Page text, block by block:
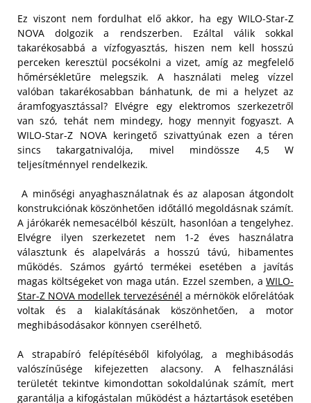
Ez viszont nem fordulhat elő akkor, ha egy WILO-Star-Z
NOVA dolgozik a rendszerben. Ezáltal válik sokkal
takarékosabbá a vízfogyasztás, hiszen nem kell hosszú
perceken keresztül pocsékolni a vizet, amíg az megfelelő
hőmérsékletűre melegszik. A használati meleg vízzel
valóban takarékosabban bánhatunk, de mi a helyzet az
áramfogyasztással? Elvégre egy elektromos szerkezetről
van szó, tehát nem mindegy, hogy mennyit fogyaszt. A
WILO-Star-Z NOVA keringető szivattyúnak ezen a téren
sincs takargatnivalója, mivel mindössze 4,5 W
teljesítménnyel rendelkezik.
A minőségi anyaghasználatnak és az alaposan átgondolt
konstrukciónak köszönhetően időtálló megoldásnak számít.
A járókarék nemesacélból készült, hasonlóan a tengelyhez.
Elvégre ilyen szerkezetet nem 1-2 éves használatra
választunk és alapelvárás a hosszú távú, hibamentes
működés. Számos gyártó termékei esetében a javítás
magas költségeket von maga után. Ezzel szemben, a WILO-
Star-Z NOVA modellek tervezésénél a mérnökök előrelátóak
voltak és a kialakításának köszönhetően, a motor
meghibásodásakor könnyen cserélhető.
A strapabíró felépítéséből kifolyólag, a meghibásodás
valószínűsége kifejezetten alacsony. A felhasználási
területét tekintve kimondottan sokoldalúnak számít, mert
garantálja a kifogástalan működést a háztartások esetében